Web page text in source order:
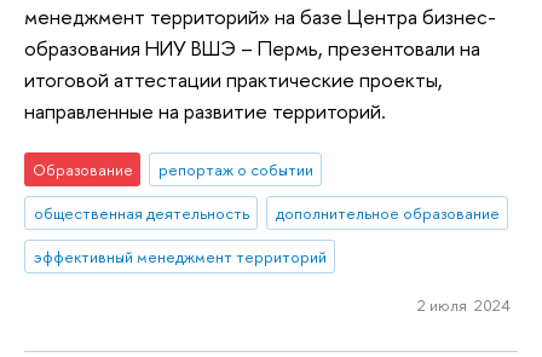
менеджмент территорий» на базе Центра бизнес-
образования НИУ ВШЭ – Пермь, презентовали на
итоговой аттестации практические проекты,
направленные на развитие территорий.
Образование
репортаж о событии
общественная деятельность
дополнительное образование
эффективный менеджмент территорий
2 июля 2024